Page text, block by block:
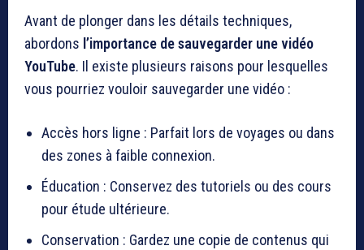
Avant de plonger dans les détails techniques,
abordons l’importance de sauvegarder une vidéo
YouTube. Il existe plusieurs raisons pour lesquelles
vous pourriez vouloir sauvegarder une vidéo :
Accès hors ligne : Parfait lors de voyages ou dans
des zones à faible connexion.
Éducation : Conservez des tutoriels ou des cours
pour étude ultérieure.
Conservation : Gardez une copie de contenus qui